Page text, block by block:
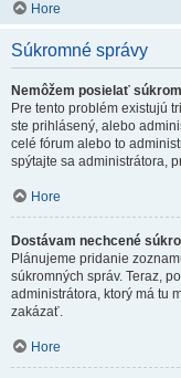
Hore
Súkromné správy
Nemôžem posielať
Pre tento problém existujú
ste prihlásený, alebo
celé fórum alebo to
spýtajte sa administrátora,
Hore
Dostávam nechcené
Plánujeme pridanie
súkromných správ. Teraz,
administrátora, ktorý má tu
zakázať.
Hore